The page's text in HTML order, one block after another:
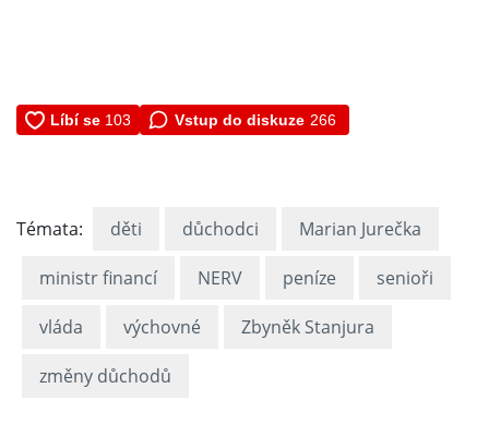
Vstup do diskuze 266
Témata: děti důchodci Marian Jurečka
ministr financí NERV peníze senioři
vláda výchovné Zbyněk Stanjura
změny důchodů